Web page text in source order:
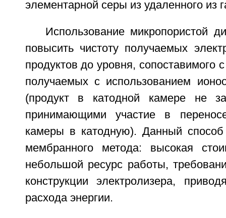
элементарной серы из удаленного из
Использование микропористой
повысить чистоту получаемых
продуктов до уровня, сопоставимого
получаемых с использованием
(продукт в катодной камере не
принимающими участие в
камеры в катодную). Данный
мембранного метода: высокая
небольшой ресурс работы,
конструкции электролизера,
расхода энергии.